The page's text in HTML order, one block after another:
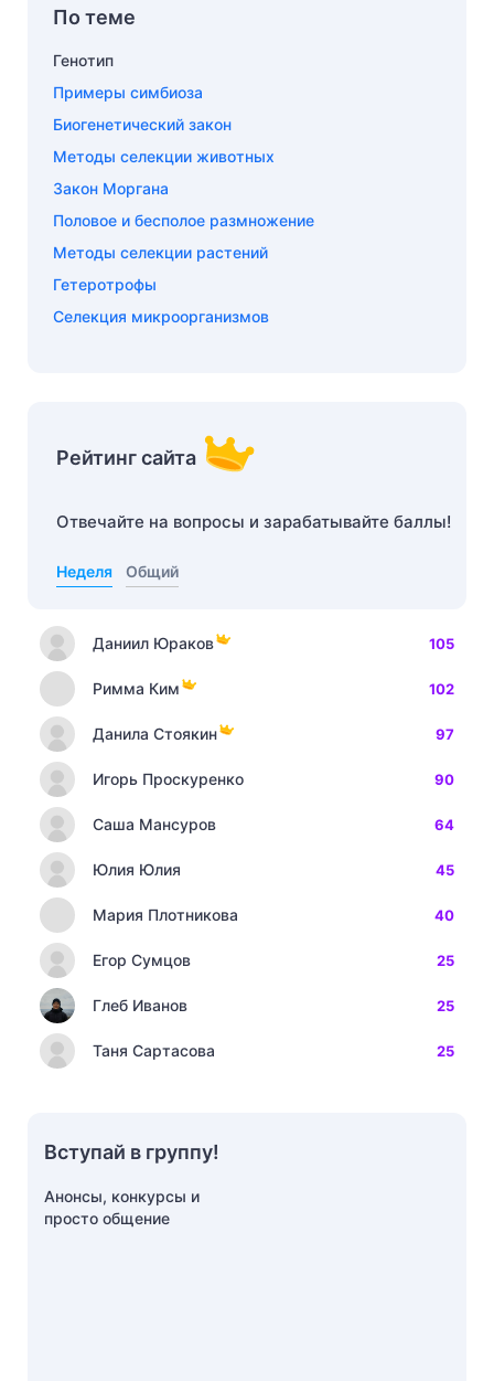
По теме
Генотип
Примеры симбиоза
Биогенетический закон
Методы селекции животных
Закон Моргана
Половое и бесполое размножение
Методы селекции растений
Гетеротрофы
Селекция микроорганизмов
Рейтинг сайта
Отвечайте на вопросы и зарабатывайте баллы!
Неделя Общий
Даниил Юраков 105
Римма Ким 102
Данила Стоякин 97
Игорь Проскуренко 90
Саша Мансуров 64
Юлия Юлия 45
Мария Плотникова 40
Егор Сумцов 25
Глеб Иванов 25
Таня Сартасова 25
Вступай в группу!
Анонсы, конкурсы и
просто общение